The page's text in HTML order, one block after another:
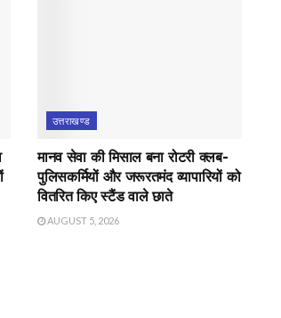
उत्तराखण्ड
मानव सेवा की मिसाल बना रोटरी क्लब-
पुलिसकर्मियों और जरूरतमंद व्यापारियों को
वितरित किए स्टैंड वाले छाते
AUGUST 5, 2026